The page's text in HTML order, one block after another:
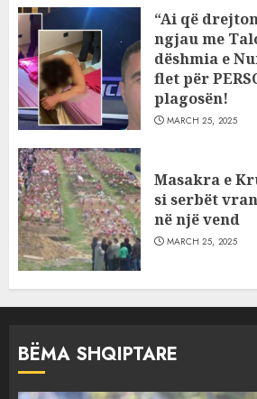
“Ai që
ngjau me
dëshmia e
flet për
plagosën!
MARCH 25, 2025
Masakra e
si serbët
në një vend
MARCH 25, 2025
BËMA SHQIPTARE